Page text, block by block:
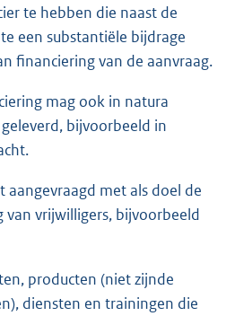
te hebben die naast de
een substantiële bijdrage
financiering van de aanvraag.
mag ook in natura
bijvoorbeeld in
aangevraagd met als doel de
van vrijwilligers, bijvoorbeeld
producten (niet zijnde
diensten en trainingen die